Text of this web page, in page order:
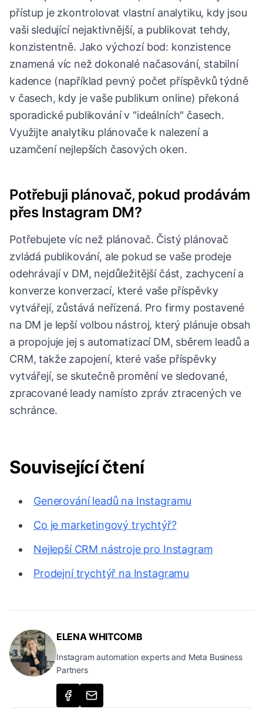
přístup je zkontrolovat vlastní analytiku, kdy jsou
vaši sledující nejaktivnější, a publikovat tehdy,
konzistentně. Jako výchozí bod: konzistence
znamená víc než dokonalé načasování, stabilní
kadence (například pevný počet příspěvků týdně
v časech, kdy je vaše publikum online) překoná
sporadické publikování v "ideálních" časech.
Využijte analytiku plánovače k nalezení a
uzamčení nejlepších časových oken.
Potřebuji plánovač, pokud prodávám
přes Instagram DM?
Potřebujete víc než plánovač. Čistý plánovač
zvládá publikování, ale pokud se vaše prodeje
odehrávají v DM, nejdůležitější část, zachycení a
konverze konverzací, které vaše příspěvky
vytvářejí, zůstává neřízená. Pro firmy postavené
na DM je lepší volbou nástroj, který plánuje obsah
a propojuje jej s automatizací DM, sběrem leadů a
CRM, takže zapojení, které vaše příspěvky
vytvářejí, se skutečně promění ve sledované,
zpracované leady namísto zpráv ztracených ve
schránce.
Související čtení
Generování leadů na Instagramu
Co je marketingový trychtýř?
Nejlepší CRM nástroje pro Instagram
Prodejní trychtýř na Instagramu
ELENA WHITCOMB
Instagram automation experts and Meta Business
Partners